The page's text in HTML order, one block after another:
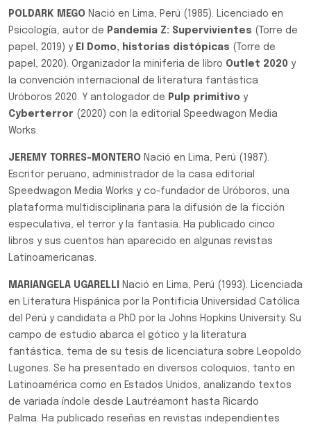
POLDARK MEGO Nació en Lima, Perú (1985). Licenciado en
Psicología, autor de Pandemia Z: Supervivientes (Torre de
papel, 2019) y El Domo, historias distópicas (Torre de
papel, 2020). Organizador la miniferia de libro Outlet 2020 y
la convención internacional de literatura fantástica
Uróboros 2020. Y antologador de Pulp primitivo y
Cyberterror (2020) con la editorial Speedwagon Media
Works.
JEREMY TORRES-MONTERO Nació en Lima, Perú (1987).
Escritor peruano, administrador de la casa editorial
Speedwagon Media Works y co-fundador de Uróboros, una
plataforma multidisciplinaria para la difusión de la ficción
especulativa, el terror y la fantasía. Ha publicado cinco
libros y sus cuentos han aparecido en algunas revistas
Latinoamericanas.
MARIANGELA UGARELLI
Nació en Lima, Perú (1993). Licenciada
en Literatura Hispánica por la Pontificia Universidad Católica
del Perú y candidata a PhD por la Johns Hopkins University. Su
campo de estudio abarca el gótico y la literatura
fantástica, tema de su tesis de licenciatura sobre Leopoldo
Lugones. Se ha presentado en diversos coloquios, tanto en
Latinoamérica como en Estados Unidos, analizando textos
de variada índole desde Lautréamont hasta Ricardo
Palma. Ha publicado reseñas en revistas independientes